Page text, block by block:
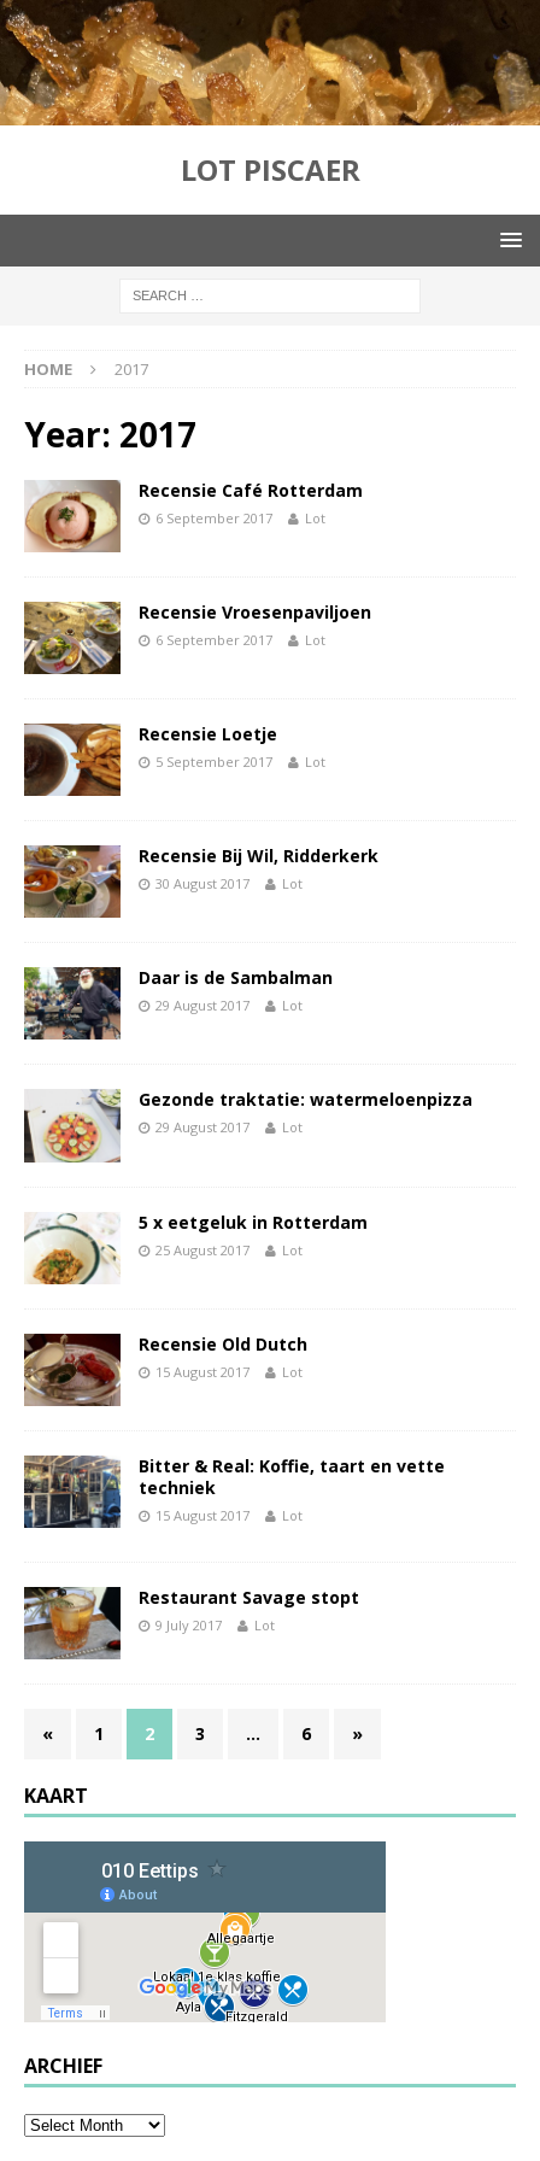
LOT PISCAER
HOME 2017
Year: 2017
Recensie Café Rotterdam
6 September 2017 Lot
Recensie Vroesenpaviljoen
6 September 2017 Lot
Recensie Loetje
5 September 2017 Lot
Recensie Bij Wil, Ridderkerk
30 August 2017 Lot
Daar is de Sambalman
29 August 2017 Lot
Gezonde traktatie: watermeloenpizza
29 August 2017 Lot
5 x eetgeluk in Rotterdam
25 August 2017 Lot
Recensie Old Dutch
15 August 2017 Lot
Bitter & Real: Koffie, taart en vette
techniek
15 August 2017 Lot
Restaurant Savage stopt
9 July 2017 Lot
« 1 2 3 … 6 »
KAART
ARCHIEF